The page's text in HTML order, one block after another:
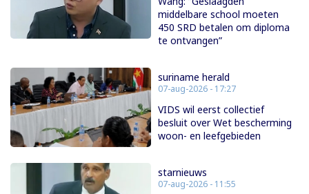
middelbare school moeten
450 SRD betalen om diploma
te ontvangen”
suriname herald
07-aug-2026 - 17:27
VIDS wil eerst collectief
besluit over Wet bescherming
woon- en leefgebieden
starnieuws
07-aug-2026 - 11:55